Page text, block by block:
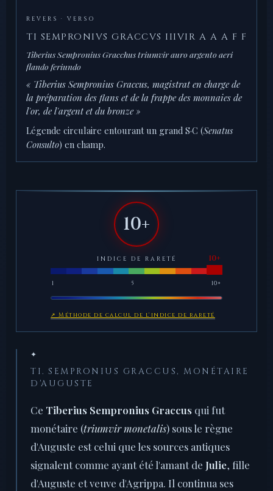
REVERS · VERSO
TI SEMPRONIVS GRACCVS IIIVIR A A A F F
Tiberius Sempronius Gracchus triumvir auro argento aeri
flando feriundo
« Tiberius Sempronius Graccus, magistrat en charge de
la préparation des flans et de la frappe des monnaies de
l'or, de l'argent et du bronze »
Légende circulaire entourant un grand S·C (Senatus
Consulto) en champ.
10+
INDICE DE RARETÉ
1 5 10+
↗ Méthode de calcul de l'indice de rareté
✦
TI. SEMPRONIUS GRACCUS, MONÉTAIRE
D'AUGUSTE
Ce Tiberius Sempronius Graccus qui fut
monétaire (triumvir monetalis) sous le règne
d'Auguste est celui que les sources antiques
signalent comme ayant été l'amant de Julie, fille
d'Auguste et veuve d'Agrippa. Il continua ses